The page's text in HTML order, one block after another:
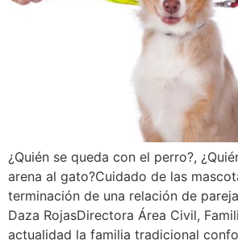
¿Quién se queda con el perro?,
arena al gato?Cuidado de las
terminación de una relación de
Daza RojasDirectora Área Civil,
actualidad la familia tradicional